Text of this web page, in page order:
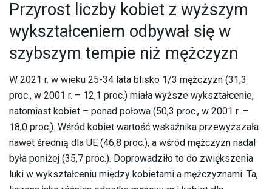
Przyrost liczby kobiet z wyższym
wykształceniem odbywał się w
szybszym tempie niż mężczyzn
W 2021 r. w wieku 25-34 lata blisko 1/3 mężczyzn (31,3
proc., w 2001 r. – 12,1 proc.) miała wyższe wykształcenie,
natomiast kobiet – ponad połowa (50,3 proc., w 2001 r. –
18,0 proc.). Wśród kobiet wartość wskaźnika przewyższała
nawet średnią dla UE (46,8 proc.), a wśród mężczyzn nadal
była poniżej (35,7 proc.). Doprowadziło to do zwiększenia
luki w wykształceniu między kobietami a mężczyznami. Ta,